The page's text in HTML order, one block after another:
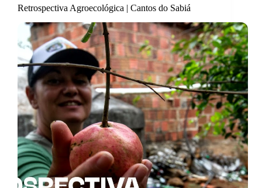
Retrospectiva Agroecológica | Cantos do Sabiá